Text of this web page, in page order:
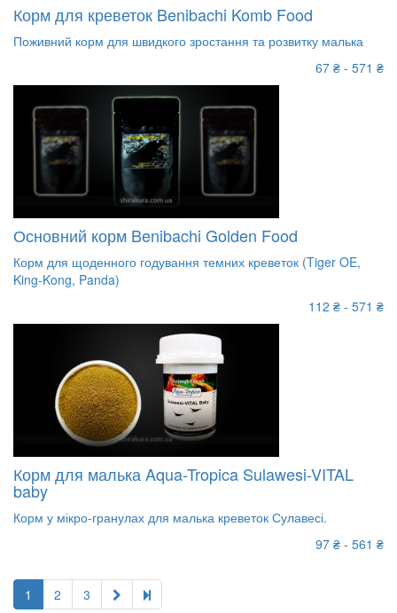
Корм для креветок Benibachi Komb Food
Поживний корм для швидкого зростання та розвитку малька
67 ₴ - 571 ₴
Основний корм Benibachi Golden Food
Корм для щоденного годування темних креветок (Tiger OE,
King-Kong, Panda)
112 ₴ - 571 ₴
Корм для малька Aqua-Tropica Sulawesi-VITAL
baby
Корм у мікро-гранулах для малька креветок Сулавесі.
97 ₴ - 561 ₴
1 2 3